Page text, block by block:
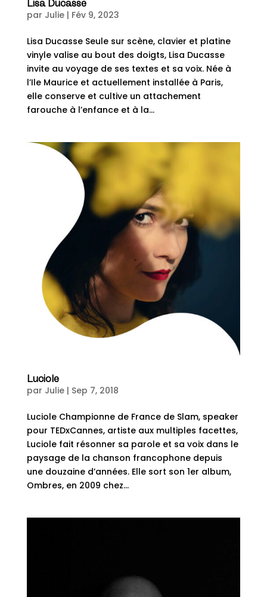
Lisa Ducasse
par Julie| Fév 9, 2023
Lisa Ducasse Seule sur scène, clavier et platine
vinyle valise au bout des doigts, Lisa Ducasse
invite au voyage de ses textes et sa voix. Née à
l’Ile Maurice et actuellement installée à Paris,
elle conserve et cultive un attachement
farouche à l’enfance et à la...
Luciole
par Julie| Sep 7, 2018
Luciole Championne de France de Slam, speaker
pour TEDxCannes, artiste aux multiples facettes,
Luciole fait résonner sa parole et sa voix dans le
paysage de la chanson francophone depuis
une douzaine d’années. Elle sort son 1er album,
Ombres, en 2009 chez...